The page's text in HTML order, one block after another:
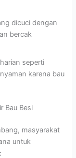
dicuci dengan
bercak
seperti
karena bau
Bau Besi
masyarakat
untuk